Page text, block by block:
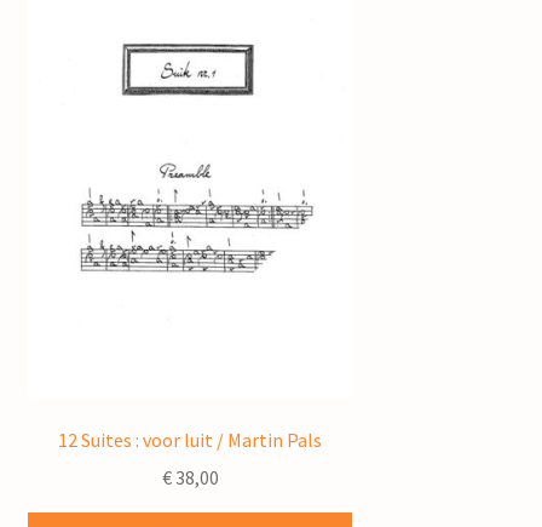
12 Suites : voor luit / Martin Pals
€38,00